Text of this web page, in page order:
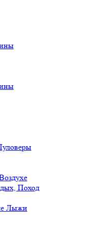
Поход
Лыжи